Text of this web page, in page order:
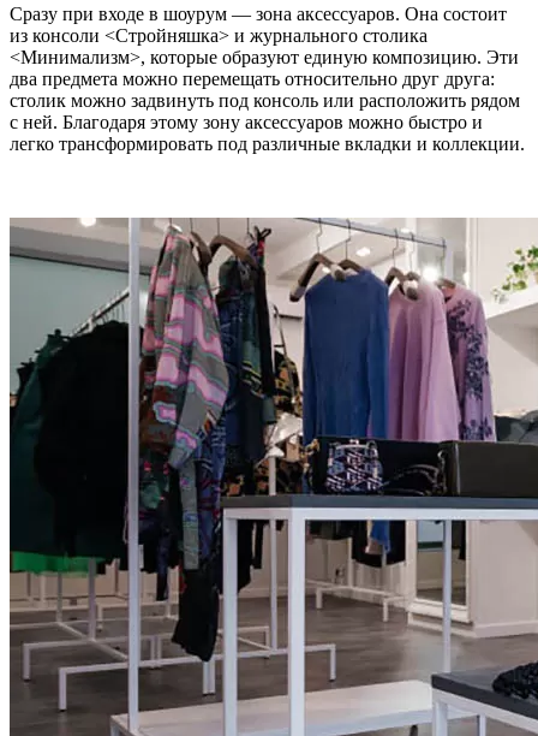
Сразу при входе в шоурум — зона аксессуаров. Она состоит
из консоли <Стройняшка> и журнального столика
<Минимализм>, которые образуют единую композицию. Эти
два предмета можно перемещать относительно друг друга:
столик можно задвинуть под консоль или расположить рядом
с ней. Благодаря этому зону аксессуаров можно быстро и
легко трансформировать под различные вкладки и коллекции.